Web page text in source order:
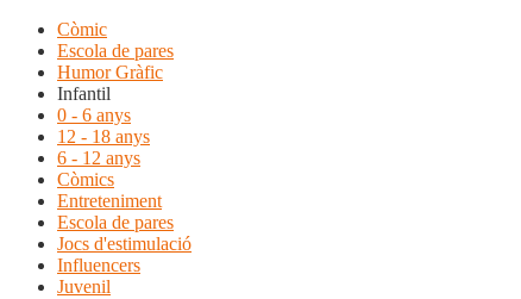
Còmic
Escola de pares
Humor Gràfic
Infantil
0 - 6 anys
12 - 18 anys
6 - 12 anys
Còmics
Entreteniment
Escola de pares
Jocs d'estimulació
Influencers
Juvenil